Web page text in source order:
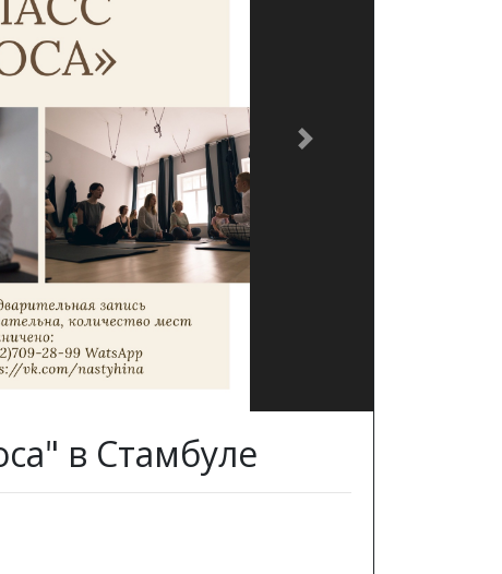
Next
в Стамбуле